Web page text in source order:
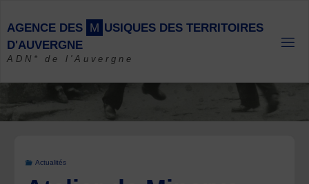
content
AGENCE DES M USIQUES DES TERRITOIRES
D'AUVERGNE
ADN* de l'Auvergne
Actualités